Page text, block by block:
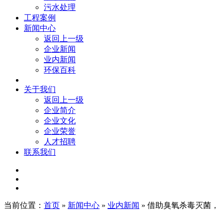
污水处理
工程案例
新闻中心
返回上一级
企业新闻
业内新闻
环保百科
关于我们
返回上一级
企业简介
企业文化
企业荣誉
人才招聘
联系我们
当前位置： 首页 » 新闻中心 » 业内新闻 » 借助臭氧杀毒灭菌，